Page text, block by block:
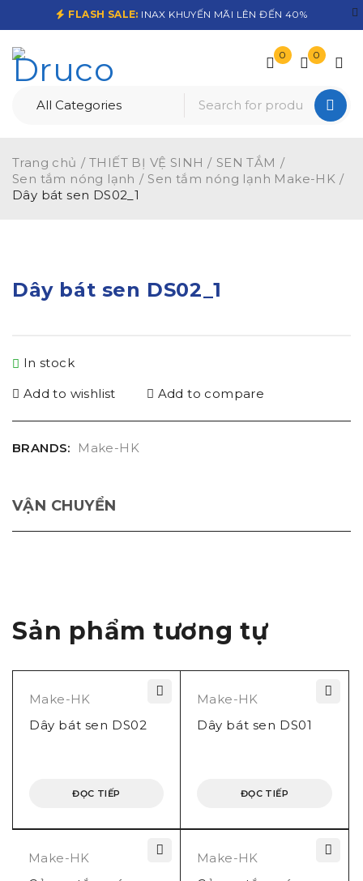
FLASH SALE: INAX KHUYẾN MÃI LÊN ĐẾN 40%
0 0
Trang chủ / THIẾT BỊ VỆ SINH / SEN TẮM /
Sen tắm nóng lạnh / Sen tắm nóng lạnh Make-HK /
Dây bát sen DS02_1
Dây bát sen DS02_1
In stock
Add to wishlist
Add to compare
BRANDS: Make-HK
VẬN CHUYỂN
Sản phẩm tương tự
Make-HK
Dây bát sen DS02
ĐỌC TIẾP
Make-HK
Dây bát sen DS01
ĐỌC TIẾP
Make-HK
Make-HK